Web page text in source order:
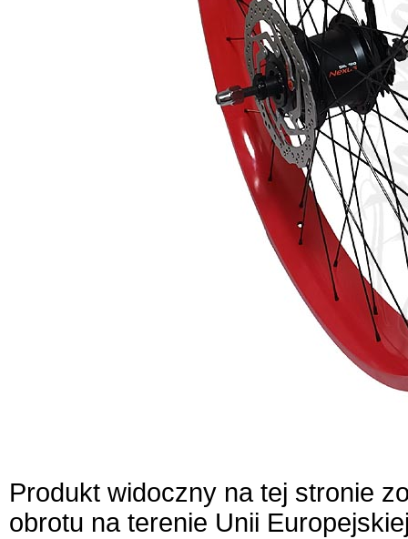
Produkt widoczny na tej stronie
obrotu na terenie Unii